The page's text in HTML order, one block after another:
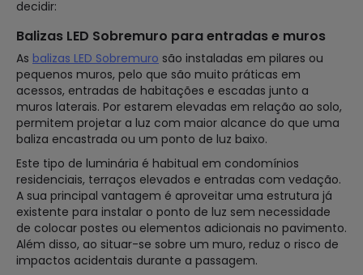
decidir:
Balizas LED Sobremuro para entradas e muros
As balizas LED Sobremuro são instaladas em pilares ou
pequenos muros, pelo que são muito práticas em
acessos, entradas de habitações e escadas junto a
muros laterais. Por estarem elevadas em relação ao solo,
permitem projetar a luz com maior alcance do que uma
baliza encastrada ou um ponto de luz baixo.
Este tipo de luminária é habitual em condomínios
residenciais, terraços elevados e entradas com vedação.
A sua principal vantagem é aproveitar uma estrutura já
existente para instalar o ponto de luz sem necessidade
de colocar postes ou elementos adicionais no pavimento.
Além disso, ao situar-se sobre um muro, reduz o risco de
impactos acidentais durante a passagem.